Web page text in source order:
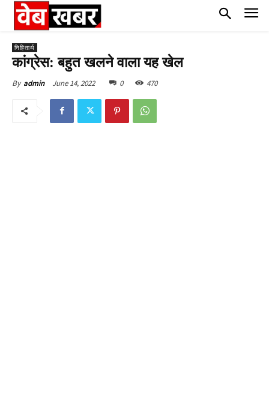
निहितार्थ
कांग्रेस: बहुत खलने वाला यह खेल
By admin June 14, 2022 0 470